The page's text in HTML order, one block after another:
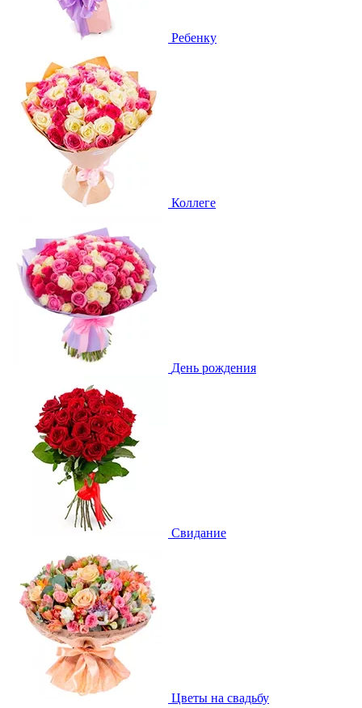
Ребенку
Коллеге
День рождения
Свидание
Цветы на свадьбу